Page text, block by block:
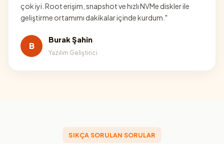
çok iyi. Root erişim, snapshot ve hızlı NVMe diskler ile
geliştirme ortamımı dakikalar içinde kurdum. "
B
Burak Şahin
Yazılım Geliştirici
SIKÇA SORULAN SORULAR